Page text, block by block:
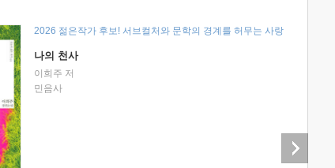
2026 젊은작가 후보! 서브컬처와 문학의 경계를 허무는 사랑
나의 천사
이희주 저
민음사